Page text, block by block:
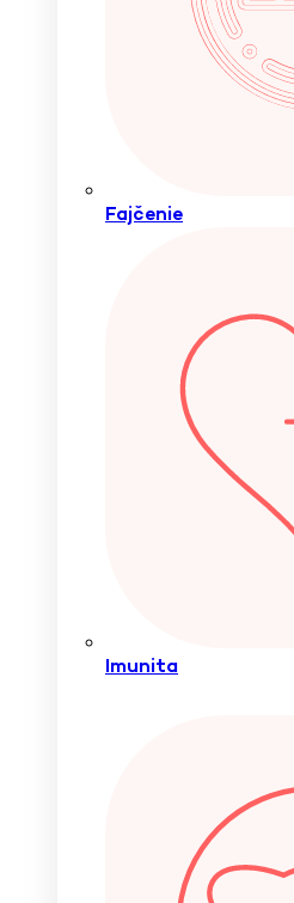
Fajčenie
Imunita